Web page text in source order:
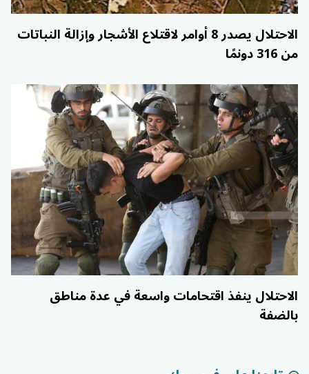
الاحتلال يصدر 8 أوامر لاقتلاع الأشجار وإزالة النباتات
من 316 دونمًا
الاحتلال ينفذ اقتحامات واسعة في عدة مناطق
بالضفة